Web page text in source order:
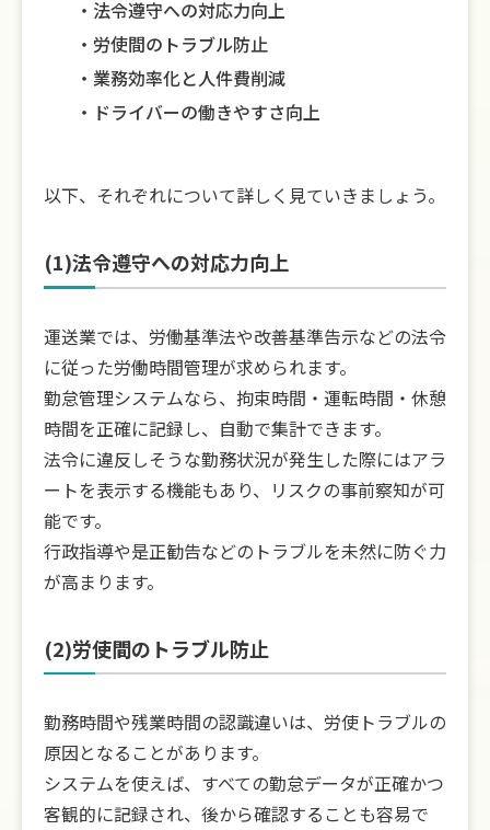
法令遵守への対応力向上
労使間のトラブル防止
業務効率化と人件費削減
ドライバーの働きやすさ向上
以下、それぞれについて詳しく見ていきましょう。
(1)法令遵守への対応力向上
運送業では、労働基準法や改善基準告示などの法令
に従った労働時間管理が求められます。
勤怠管理システムなら、拘束時間・運転時間・休憩
時間を正確に記録し、自動で集計できます。
法令に違反しそうな勤務状況が発生した際にはアラ
ートを表示する機能もあり、リスクの事前察知が可
能です。
行政指導や是正勧告などのトラブルを未然に防ぐ力
が高まります。
(2)労使間のトラブル防止
勤務時間や残業時間の認識違いは、労使トラブルの
原因となることがあります。
システムを使えば、すべての勤怠データが正確かつ
客観的に記録され、後から確認することも容易で